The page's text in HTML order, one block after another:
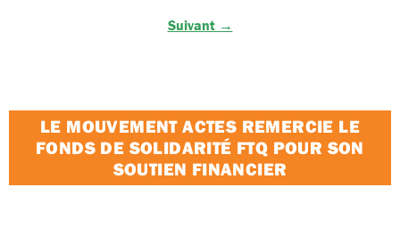
Suivant →
LE MOUVEMENT ACTES REMERCIE LE
FONDS DE SOLIDARITÉ FTQ POUR SON
SOUTIEN FINANCIER